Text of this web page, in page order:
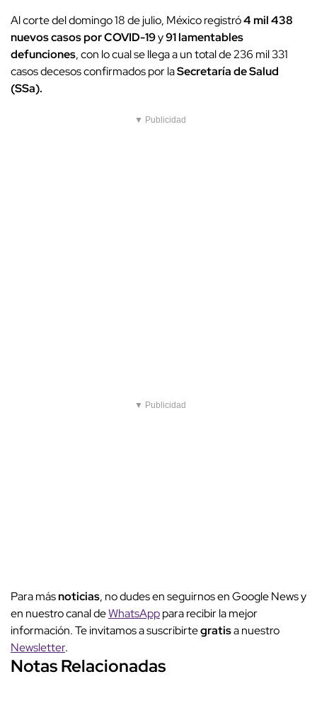
Al corte del domingo 18 de julio, México registró4 mil 438
nuevos casos por COVID-19y91 lamentables
defunciones, con lo cual se llega a un total de 236 mil 331
casos decesos confirmados por laSecretaría de Salud
(SSa).
▼ Publicidad
▼ Publicidad
Para másnoticias, no dudes en seguirnos en Google News y
en nuestro canal deWhatsApppara recibir la mejor
información. Te invitamos a suscribirtegratisa nuestro
Newsletter.
Notas Relacionadas